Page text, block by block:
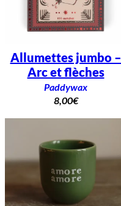
Allumettes jumbo –
Arc et flèches
Paddywax
8,00€